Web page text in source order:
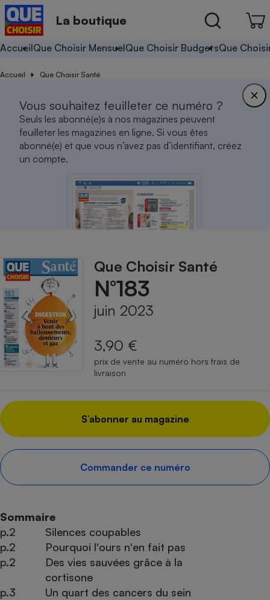
La boutique
AccueilQue Choisir MensuelQue Choisir BudgetsQue
Accueil Que Choisir Santé
Vous souhaitez feuilleter ce numéro ?
Seuls les abonné(e)s à nos magazines peuvent
feuilleter les magazines en ligne. Si vous êtes
abonné(e) et que vous n’avez pas d’identifiant, créez
un compte.
Que Choisir Santé
N°183
juin 2023
3,90 €
prix de vente au numéro hors frais de
livraison
S’abonner au magazine
Commander ce numéro
Sommaire
p.2
Silences coupables
p.2
Pourquoi l'ours n'en fait pas
p.2
Des vies sauvées grâce à la
cortisone
p.3
Un quart des cancers du sein